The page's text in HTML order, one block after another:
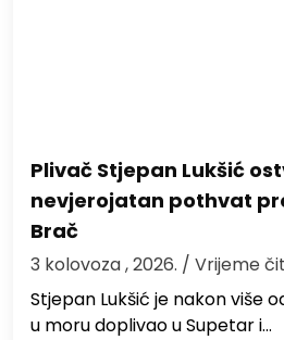
Plivač Stjepan Lukšić
nevjerojatan pothvat
Brač
3 kolovoza , 2026. / Vrijeme
St​jepan Lukšić je nakon više
u moru doplivao u Supetar i…